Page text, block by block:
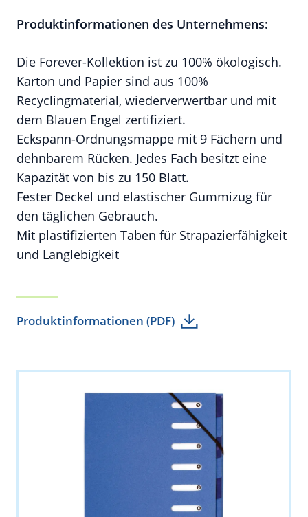
Produktinformationen des Unternehmens:
Die Forever-Kollektion ist zu 100% ökologisch.
Karton und Papier sind aus 100%
Recyclingmaterial, wiederverwertbar und mit
dem Blauen Engel zertifiziert.
Eckspann-Ordnungsmappe mit 9 Fächern und
dehnbarem Rücken. Jedes Fach besitzt eine
Kapazität von bis zu 150 Blatt.
Fester Deckel und elastischer Gummizug für
den täglichen Gebrauch.
Mit plastifizierten Taben für Strapazierfähigkeit
und Langlebigkeit
Produktinformationen (PDF)